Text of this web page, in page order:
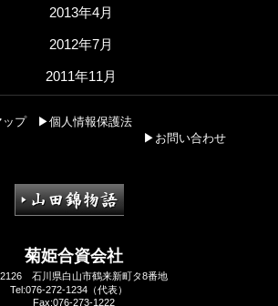
2013年4月
2012年7月
2011年11月
プ
▶個人情報保護法
▶お問い合わせ
菊姫合資会社
石川県白山市鶴来新町タ8番地
Tel:076-272-1234（代表）
Fax:076-273-1222